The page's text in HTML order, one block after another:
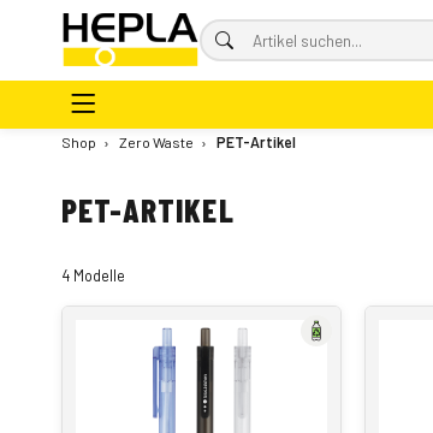
Shop › Zero Waste › PET-Artikel
PET-ARTIKEL
4 Modelle